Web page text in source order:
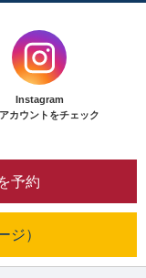
Instagram
カウントをチェック
予約
ジ）